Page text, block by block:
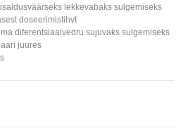
lekkevabaks sulgemiseks
doseerimistihvt
diferentsiaalvedru sujuvaks sulgemiseks
juures